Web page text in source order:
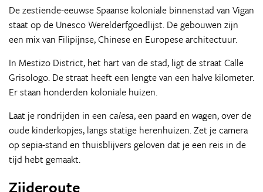
De zestiende-eeuwse Spaanse koloniale binnenstad van Vigan
staat op de Unesco Werelderfgoedlijst. De gebouwen zijn
een mix van Filipijnse, Chinese en Europese architectuur.
In Mestizo District, het hart van de stad, ligt de straat Calle
Grisologo. De straat heeft een lengte van een halve kilometer.
Er staan honderden koloniale huizen.
Laat je rondrijden in een calesa, een paard en wagen, over de
oude kinderkopjes, langs statige herenhuizen. Zet je camera
op sepia-stand en thuisblijvers geloven dat je een reis in de
tijd hebt gemaakt.
Zijderoute